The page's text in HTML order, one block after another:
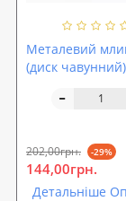
Металевий
(диск
25мм OSPORT 1
202,00грн. -29%
144,00грн.
Детальніше